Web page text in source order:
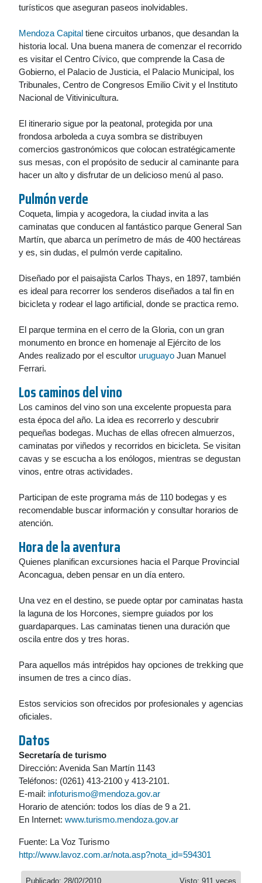
turísticos que aseguran paseos inolvidables.
Mendoza Capital tiene circuitos urbanos, que desandan la
historia local. Una buena manera de comenzar el recorrido
es visitar el Centro Cívico, que comprende la Casa de
Gobierno, el Palacio de Justicia, el Palacio Municipal, los
Tribunales, Centro de Congresos Emilio Civit y el Instituto
Nacional de Vitivinicultura.
El itinerario sigue por la peatonal, protegida por una
frondosa arboleda a cuya sombra se distribuyen
comercios gastronómicos que colocan estratégicamente
sus mesas, con el propósito de seducir al caminante para
hacer un alto y disfrutar de un delicioso menú al paso.
Pulmón verde
Coqueta, limpia y acogedora, la ciudad invita a las
caminatas que conducen al fantástico parque General San
Martín, que abarca un perímetro de más de 400 hectáreas
y es, sin dudas, el pulmón verde capitalino.
Diseñado por el paisajista Carlos Thays, en 1897, también
es ideal para recorrer los senderos diseñados a tal fin en
bicicleta y rodear el lago artificial, donde se practica remo.
El parque termina en el cerro de la Gloria, con un gran
monumento en bronce en homenaje al Ejército de los
Andes realizado por el escultor uruguayo Juan Manuel
Ferrari.
Los caminos del vino
Los caminos del vino son una excelente propuesta para
esta época del año. La idea es recorrerlo y descubrir
pequeñas bodegas. Muchas de ellas ofrecen almuerzos,
caminatas por viñedos y recorridos en bicicleta. Se visitan
cavas y se escucha a los enólogos, mientras se degustan
vinos, entre otras actividades.
Participan de este programa más de 110 bodegas y es
recomendable buscar información y consultar horarios de
atención.
Hora de la aventura
Quienes planifican excursiones hacia el Parque Provincial
Aconcagua, deben pensar en un día entero.
Una vez en el destino, se puede optar por caminatas hasta
la laguna de los Horcones, siempre guiados por los
guardaparques. Las caminatas tienen una duración que
oscila entre dos y tres horas.
Para aquellos más intrépidos hay opciones de trekking que
insumen de tres a cinco días.
Estos servicios son ofrecidos por profesionales y agencias
oficiales.
Datos
Secretaría de turismo
Dirección: Avenida San Martín 1143
Teléfonos: (0261) 413-2100 y 413-2101.
E-mail: infoturismo@mendoza.gov.ar
Horario de atención: todos los días de 9 a 21.
En Internet: www.turismo.mendoza.gov.ar
Fuente: La Voz Turismo
http://www.lavoz.com.ar/nota.asp?nota_id=594301
Visto: 911 veces
Publicado: 28/02/2010